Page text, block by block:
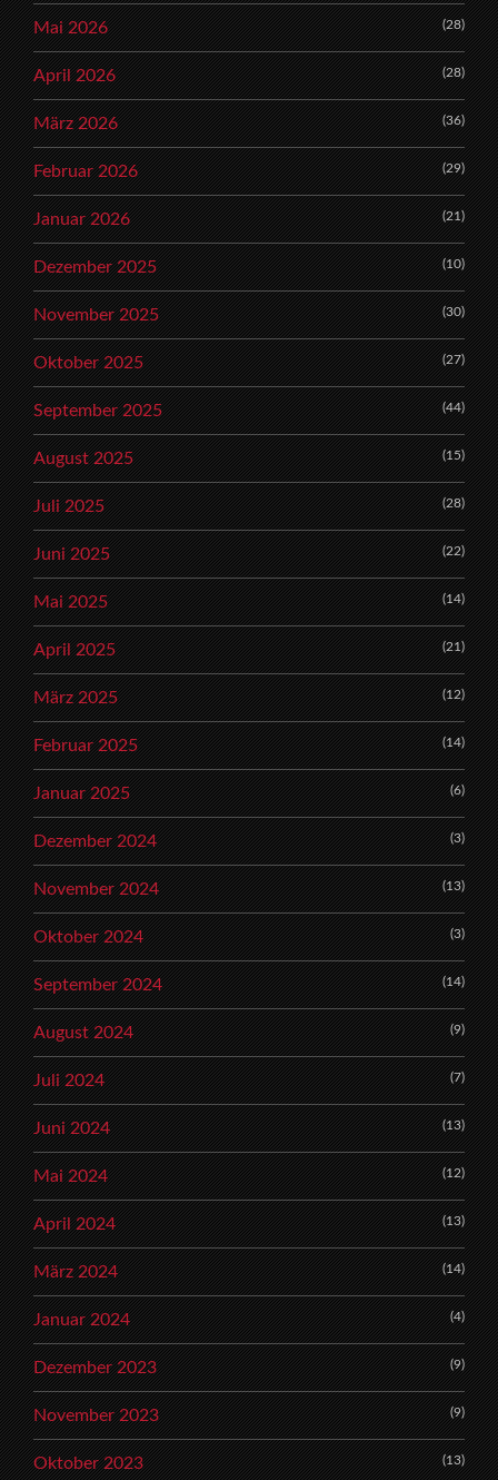
Mai 2026 (28)
April 2026 (28)
März 2026 (36)
Februar 2026 (29)
Januar 2026 (21)
Dezember 2025 (10)
November 2025 (30)
Oktober 2025 (27)
September 2025 (44)
August 2025 (15)
Juli 2025 (28)
Juni 2025 (22)
Mai 2025 (14)
April 2025 (21)
März 2025 (12)
Februar 2025 (14)
Januar 2025 (6)
Dezember 2024 (3)
November 2024 (13)
Oktober 2024 (3)
September 2024 (14)
August 2024 (9)
Juli 2024 (7)
Juni 2024 (13)
Mai 2024 (12)
April 2024 (13)
März 2024 (14)
Januar 2024 (4)
Dezember 2023 (9)
November 2023 (9)
Oktober 2023 (13)